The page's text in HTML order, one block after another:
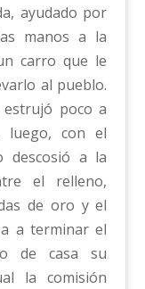
ayudado por
manos a la
carro que le
al pueblo.
poco a
luego, con el
descosió a la
el relleno,
de oro y el
a terminar el
de casa su
la comisión